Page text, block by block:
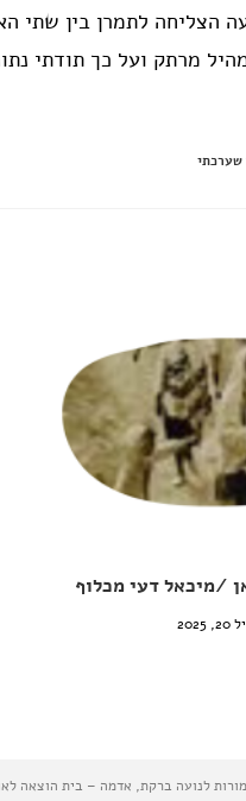
הצליחה לתמרן בין שתי
מרתק ועל כך תודתי
שערכתי
/מיכאל דעי מכלוף
לנועה ברקת, אדמה – בית הוצאה